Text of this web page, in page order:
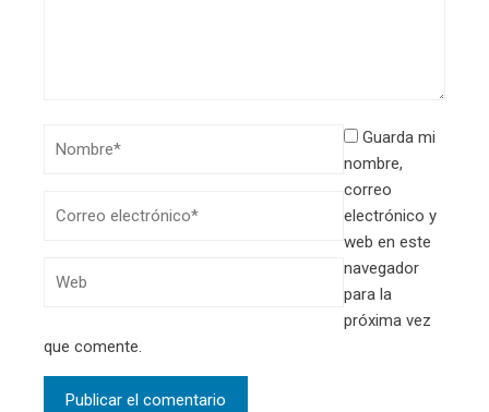
Guarda mi
nombre,
correo
electrónico y
web en este
navegador
para la
próxima vez
que comente.